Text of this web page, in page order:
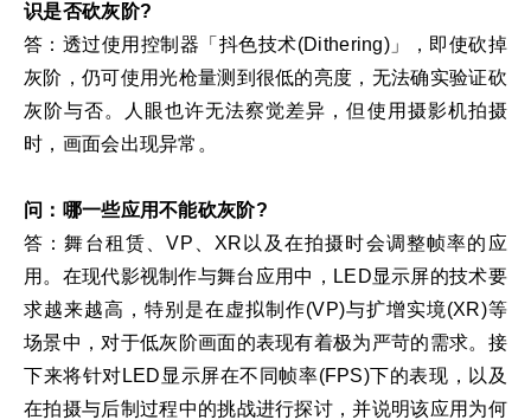
识是否砍灰阶?
答：透过使用控制器「抖色技术(Dithering)」，即使砍掉
灰阶，仍可使用光枪量测到很低的亮度，无法确实验证砍
灰阶与否。人眼也许无法察觉差异，但使用摄影机拍摄
时，画面会出现异常。
问：哪一些应用不能砍灰阶?
答：舞台租赁、VP、XR以及在拍摄时会调整帧率的应
用。在现代影视制作与舞台应用中，LED显示屏的技术要
求越来越高，特别是在虚拟制作(VP)与扩增实境(XR)等
场景中，对于低灰阶画面的表现有着极为严苛的需求。接
下来将针对LED显示屏在不同帧率(FPS)下的表现，以及
在拍摄与后制过程中的挑战进行探讨，并说明该应用为何